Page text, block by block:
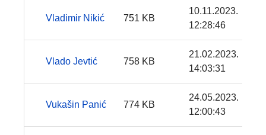
Vladimir Nikić 751 KB
10.11.2023.
12:28:46
Vlado Jevtić 758 KB
21.02.2023.
14:03:31
Vukašin Panić 774 KB
24.05.2023.
12:00:43